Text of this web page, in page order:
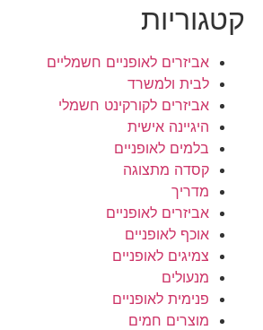
קטגוריות
אביזרים לאופניים חשמליים
לבית ולמשרד
אביזרים לקורקינט חשמלי
היגיינה אישית
בלמים לאופניים
קסדה מתצוגה
מדריך
אביזרים לאופניים
אוכף לאופניים
צמיגים לאופניים
מנעולים
פנימית לאופניים
מוצרים חמים